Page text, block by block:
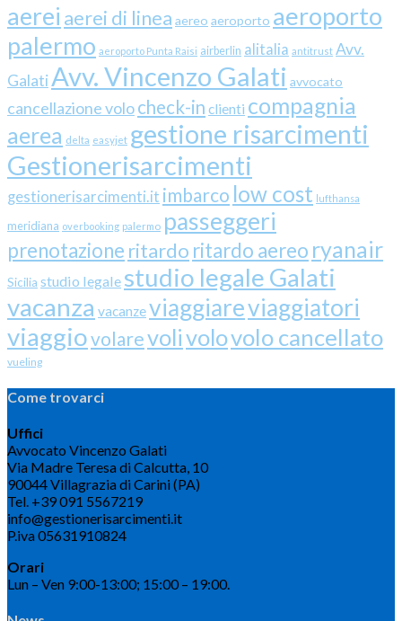
aerei aerei di linea aereo aeroporto aeroporto
palermo aeroporto Punta Raisi airberlin alitalia antitrust Avv.
GalatiAvv. Vincenzo Galati avvocato
cancellazione volocheck-in clienti compagnia
aerea delta easyjet gestione risarcimenti
Gestionerisarcimenti
gestionerisarcimenti.it imbarco low cost lufthansa
meridiana overbooking palermo passeggeri
prenotazione ritardo ritardo aereo ryanair
Sicilia studio legale studio legale Galati
vacanza vacanzeviaggiareviaggiatori
viaggiovolarevolivolovolo cancellato
vueling
Come trovarci
Uffici
Avvocato Vincenzo Galati
Via Madre Teresa di Calcutta, 10
90044 Villagrazia di Carini (PA)
Tel. +39 091 5567219
info@gestionerisarcimenti.it
P.iva 05631910824
Orari
Lun – Ven 9:00-13:00; 15:00 – 19:00.